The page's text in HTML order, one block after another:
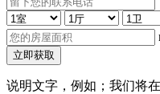
立即获取
说明文字，例如；我们将